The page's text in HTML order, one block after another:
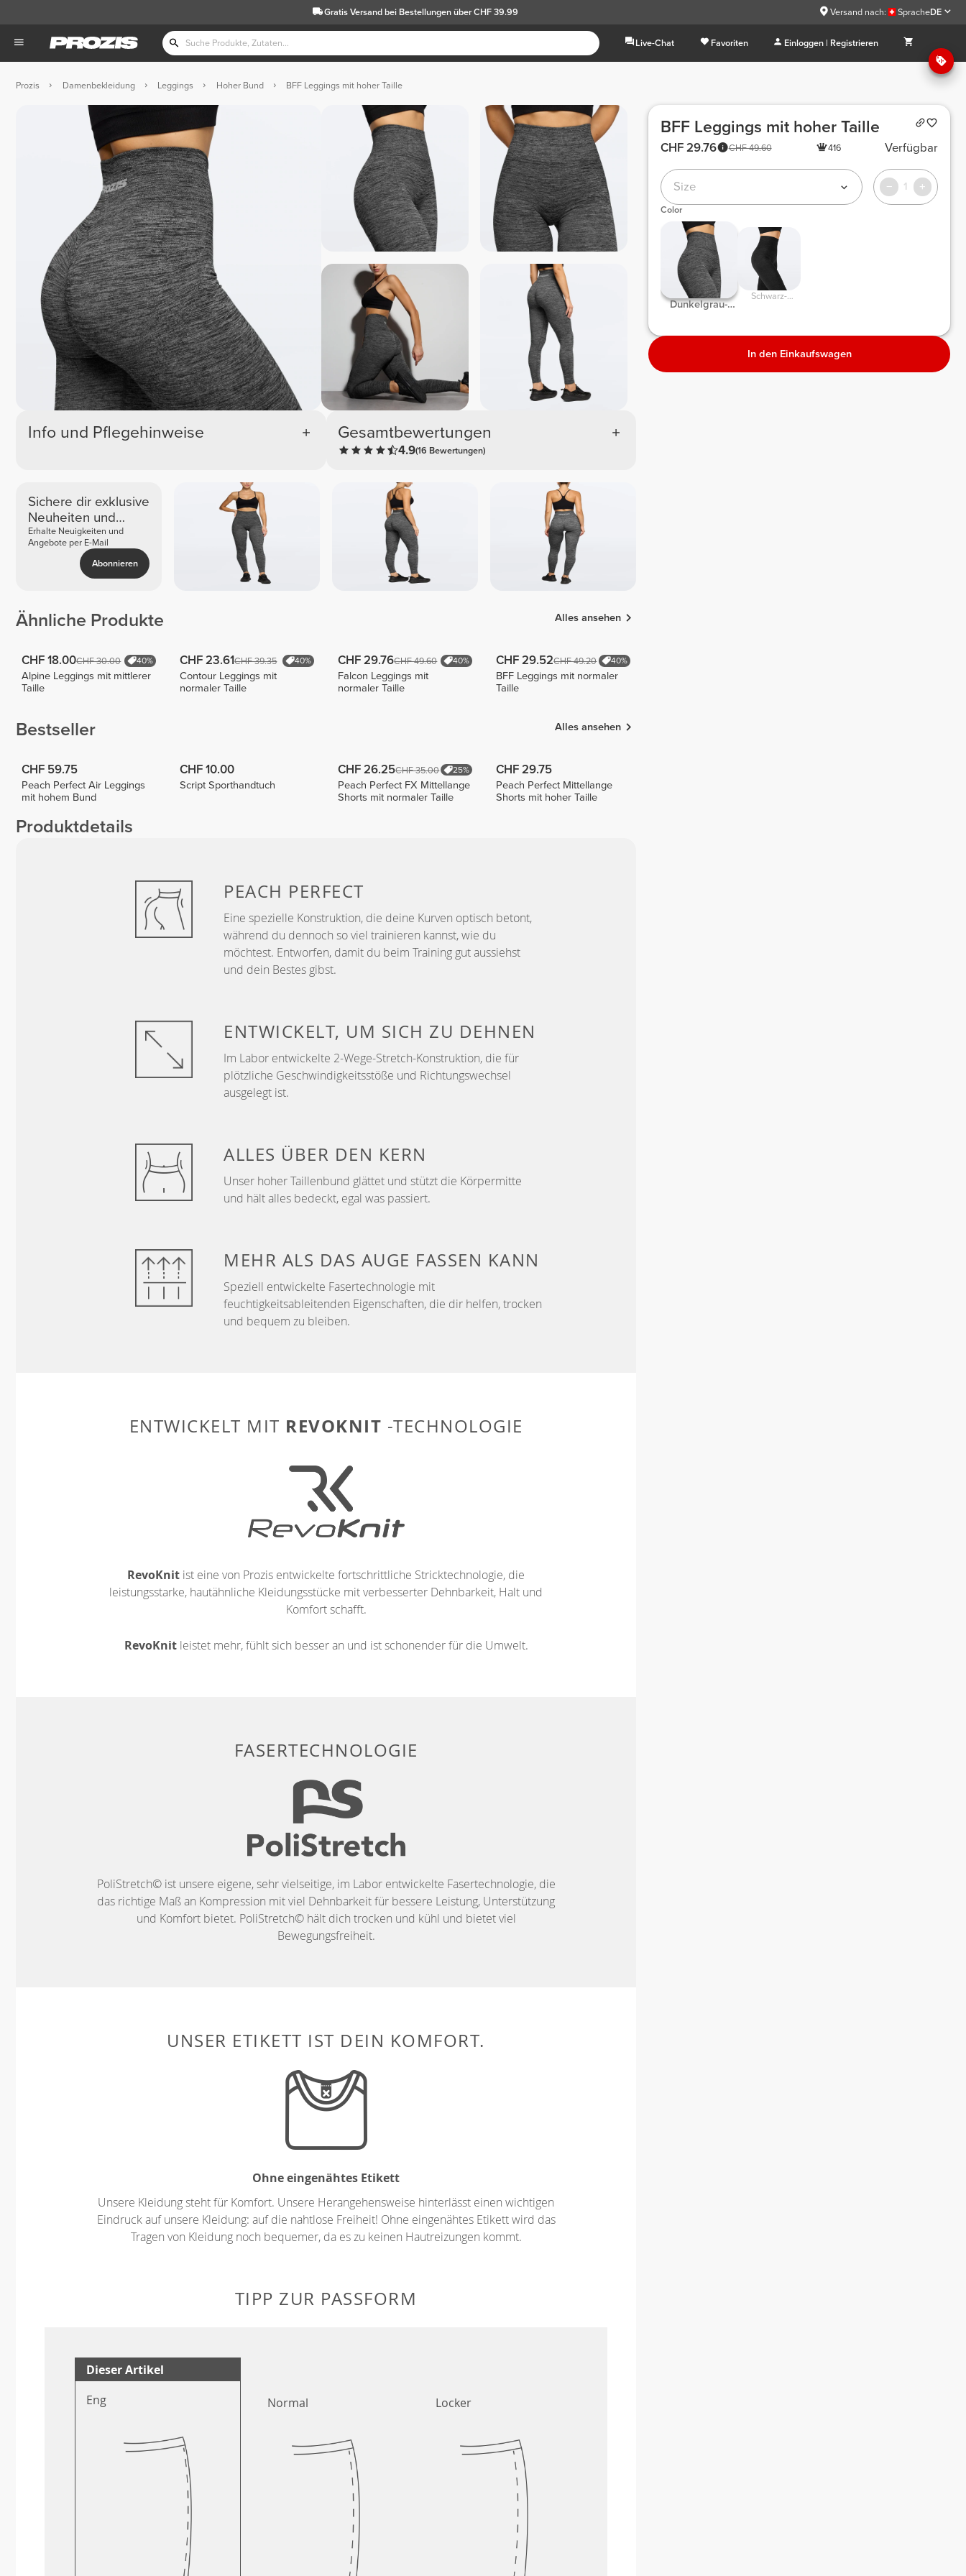
Gratis Versandbei Bestellungen über CHF 39.99 Versand nach: SpracheDE
Live-Chat Favoriten Einloggen | Registrieren
Prozis Damenbekleidung Leggings Hoher Bund BFF Leggings mit hoher Taille
Info und Pflegehinweise Gesamtbewertungen
4.9(16 Bewertungen)
Sichere dir exklusive
Neuheiten und
Angebote
Erhalte Neuigkeiten und
Angebote per E-Mail
Abonnieren
Ähnliche Produkte Alles ansehen
CHF 18.00CHF 30.00 40%
Alpine Leggings mit mittlerer
Taille
CHF 23.61CHF 39.35 40%
Contour Leggings mit
normaler Taille
CHF 29.76CHF 49.60 40%
Falcon Leggings mit
normaler Taille
CHF 29.52CHF 49.20 40%
BFF Leggings mit normaler
Taille
Bestseller Alles ansehen
CHF 59.75
Peach Perfect Air Leggings
mit hohem Bund
CHF 10.00
Script Sporthandtuch
CHF 26.25CHF 35.00 25%
Peach Perfect FX Mittellange
Shorts mit normaler Taille
CHF 29.75
Peach Perfect Mittellange
Shorts mit hoher Taille
Produktdetails
PEACH PERFECT
Eine spezielle Konstruktion, die deine Kurven optisch betont,
während du dennoch so viel trainieren kannst, wie du
möchtest. Entworfen, damit du beim Training gut aussiehst
und dein Bestes gibst.
ENTWICKELT, UM SICH ZU DEHNEN
Im Labor entwickelte 2-Wege-Stretch-Konstruktion, die für
plötzliche Geschwindigkeitsstöße und Richtungswechsel
ausgelegt ist.
ALLES ÜBER DEN KERN
Unser hoher Taillenbund glättet und stützt die Körpermitte
und hält alles bedeckt, egal was passiert.
MEHR ALS DAS AUGE FASSEN KANN
Speziell entwickelte Fasertechnologie mit
feuchtigkeitsableitenden Eigenschaften, die dir helfen, trocken
und bequem zu bleiben.
ENTWICKELT MIT REVOKNIT -TECHNOLOGIE
RevoKnit ist eine von Prozis entwickelte fortschrittliche Stricktechnologie, die
leistungsstarke, hautähnliche Kleidungsstücke mit verbesserter Dehnbarkeit, Halt und
Komfort schafft.
RevoKnitleistet mehr, fühlt sich besser an und ist schonender für die Umwelt.
FASERTECHNOLOGIE
PoliStretch© ist unsere eigene, sehr vielseitige, im Labor entwickelte Fasertechnologie, die
das richtige Maß an Kompression mit viel Dehnbarkeit für bessere Leistung, Unterstützung
und Komfort bietet. PoliStretch© hält dich trocken und kühl und bietet viel
Bewegungsfreiheit.
UNSER ETIKETT IST DEIN KOMFORT.
Ohne eingenähtes Etikett
Unsere Kleidung steht für Komfort. Unsere Herangehensweise hinterlässt einen wichtigen
Eindruck auf unsere Kleidung: auf die nahtlose Freiheit! Ohne eingenähtes Etikett wird das
Tragen von Kleidung noch bequemer, da es zu keinen Hautreizungen kommt.
TIPP ZUR PASSFORM
Dieser Artikel
Eng
Normal Locker
BFF Leggings mit hoher Taille
CHF 49.60
CHF 29.76 416 Verfügbar
Size 1
Color
Dunkelgrau-
Schwarz-
In den Einkaufswagen